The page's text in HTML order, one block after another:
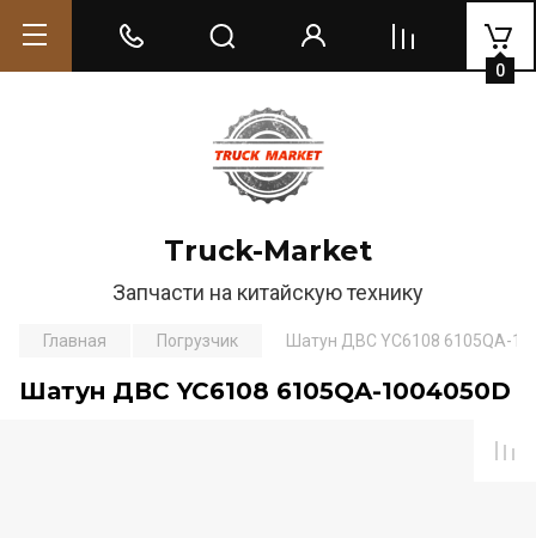
Truck-Market
Запчасти на китайскую технику
0
Главная Погрузчик Шатун ДВС YC6108 6105QA-
Шатун ДВС YC6108 6105QA-1004050D